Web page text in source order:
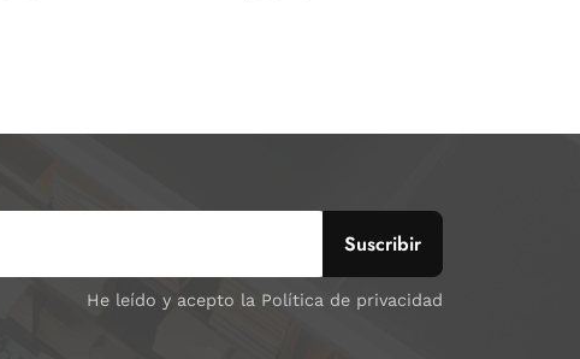
He leído y acepto la Política de privacidad